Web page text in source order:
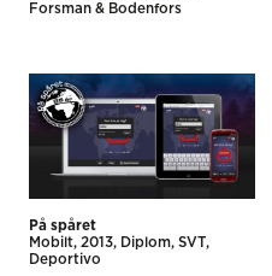
Forsman & Bodenfors
På spåret
Mobilt 2013 Diplom SVT
Deportivo